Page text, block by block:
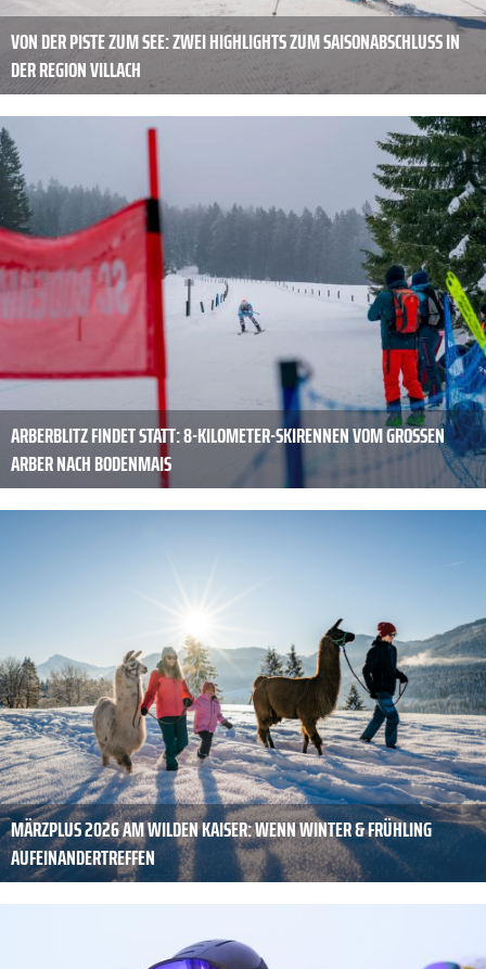
VON DER PISTE ZUM SEE: ZWEI HIGHLIGHTS ZUM SAISONABSCHLUSS IN
DER REGION VILLACH
ARBERBLITZ FINDET STATT: 8-KILOMETER-SKIRENNEN VOM GROSSEN A
RBER NACH BODENMAIS
MÄRZPLUS 2026 AM WILDEN KAISER: WENN WINTER & FRÜHLING
AUFEINANDERTREFFEN